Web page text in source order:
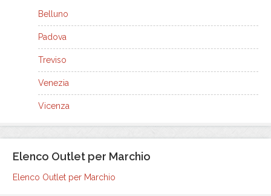
Belluno
Padova
Treviso
Venezia
Vicenza
Elenco Outlet per Marchio
Elenco Outlet per Marchio